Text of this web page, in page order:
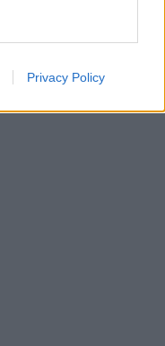
Privacy Policy